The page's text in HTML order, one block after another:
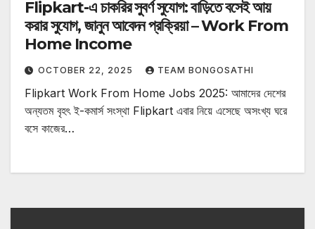
Flipkart-এ চাকরির সুবর্ণ সুযোগ: বাড়িতে বসেই আয়
করার সুযোগ, জানুন আবেদন প্রক্রিয়া – Work From
Home Income
OCTOBER 22, 2025 TEAM BONGOSATHI
Flipkart Work From Home Jobs 2025: আমাদের দেশের
অন্যতম বৃহৎ ই-কমার্স সংস্থা Flipkart এবার নিয়ে এসেছে অসংখ্য ঘরে
বসে কাজের…